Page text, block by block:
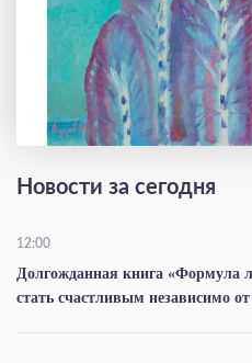
Новости за сегодня
12:00
Долгожданная книга «Формула
стать счастливым независимо от